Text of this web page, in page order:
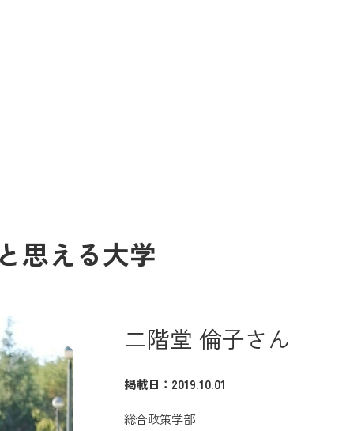
思える大学
二階堂 倫子さん
掲載日：2019.10.01
総合政策学部